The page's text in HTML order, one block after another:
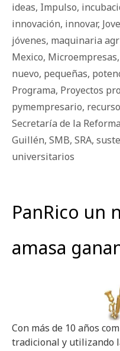
ideas, Impulso,
innovación, innovar,
jóvenes, maquinaria
Mexico, Microempresas,
nuevo, pequeñas,
Programa, Proyectos
pymempresario,
Secretaría de la
Guillén, SMB, SRA,
universitarios
PanRico un
amasa
Con más de 10 años
tradicional y utilizando